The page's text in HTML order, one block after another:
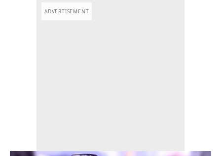
ADVERTISEMENT